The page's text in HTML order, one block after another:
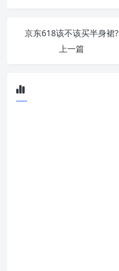
京东618该不该买半身裙?
上一篇